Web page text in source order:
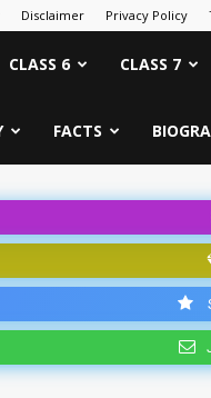
Disclaimer Privacy Policy
CLASS 6 CLASS 7
FACTS